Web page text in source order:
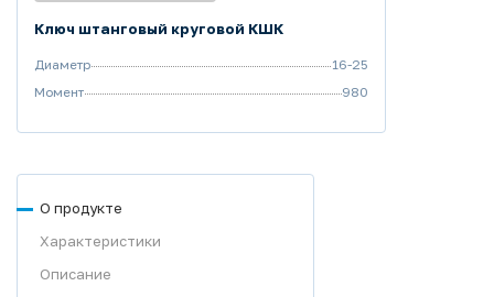
Ключ штанговый круговой КШК
Диаметр
16-25
Момент
980
О продукте
Характеристики
Описание